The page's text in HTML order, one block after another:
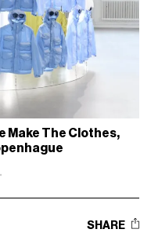
Make The Clothes,
SHARE